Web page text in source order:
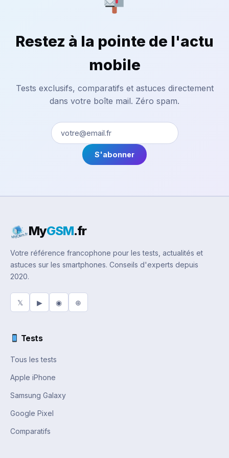
Restez à la pointe de l'actu
mobile
Tests exclusifs, comparatifs et astuces directement
dans votre boîte mail. Zéro spam.
S'abonner
MyGSM.fr
Votre référence francophone pour les tests, actualités et
astuces sur les smartphones. Conseils d'experts depuis
2020.
𝕏 ▶ ◉ ⊕
Tests
Tous les tests
Apple iPhone
Samsung Galaxy
Google Pixel
Comparatifs